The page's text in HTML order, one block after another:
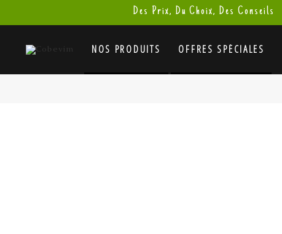
Des Prix, Du Choix, Des Conseils
NOS PRODUITS OFFRES SPÉCIALES